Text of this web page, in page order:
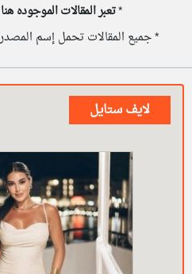
*تعبر المقالات الموجوده
* جميع المقالات تحمل إسم المصدر
لايف ستايل